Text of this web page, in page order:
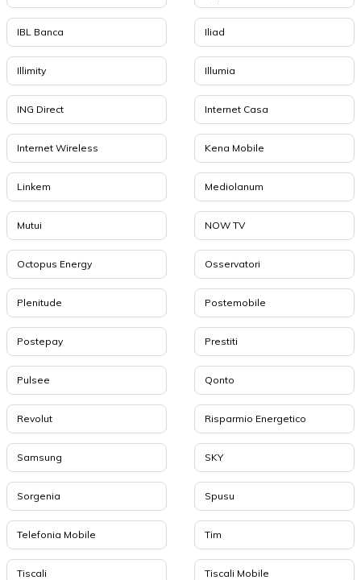
IBL Banca Iliad
Illimity Illumia
ING Direct Internet Casa
Internet Wireless Kena Mobile
Linkem Mediolanum
Mutui NOW TV
Octopus Energy Osservatori
Plenitude Postemobile
Postepay Prestiti
Pulsee Qonto
Revolut Risparmio Energetico
Samsung SKY
Sorgenia Spusu
Telefonia Mobile Tim
Tiscali Tiscali Mobile